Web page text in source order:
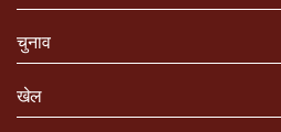
चुनाव
खेल